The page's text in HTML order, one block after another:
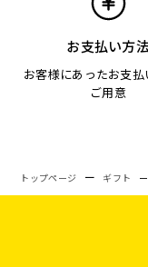
お支払い方
お客様にあったお支払
ご用意
トップページ ギフト